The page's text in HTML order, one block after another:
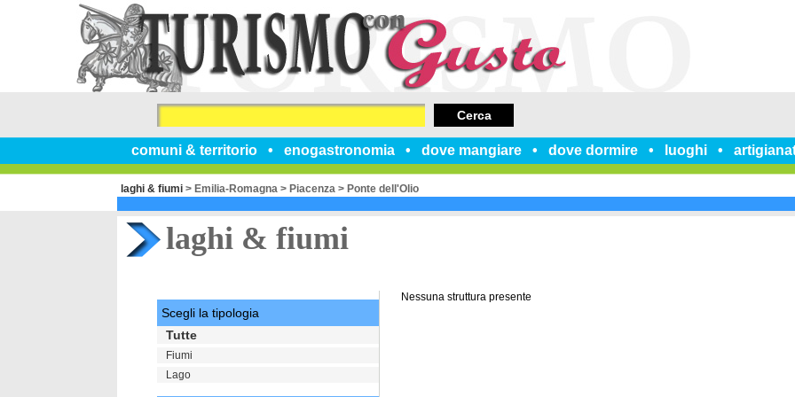
comuni & territorio enogastronomia dove mangiare dove dormire luoghi
Cerca
laghi & fiumi > Emilia-Romagna > Piacenza > Ponte dell'Olio
laghi & fiumi
Nessuna struttura presente
Scegli la tipologia
Tutte
Fiumi
Lago